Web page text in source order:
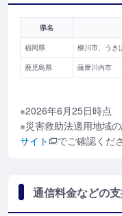
県名
福岡県 柳川市、うき
鹿児島県 薩摩川内市
※2026年6月25日時点
※災害救助法適用地域
サイト
でご確認くだ
通信料金などの